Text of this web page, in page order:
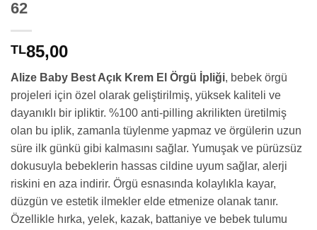
62
TL85,00
Alize Baby Best Açık Krem El Örgü İpliği, bebek örgü
projeleri için özel olarak geliştirilmiş, yüksek kaliteli ve
dayanıklı bir ipliktir. %100 anti-pilling akrilikten üretilmiş
olan bu iplik, zamanla tüylenme yapmaz ve örgülerin uzun
süre ilk günkü gibi kalmasını sağlar. Yumuşak ve pürüzsüz
dokusuyla bebeklerin hassas cildine uyum sağlar, alerji
riskini en aza indirir. Örgü esnasında kolaylıkla kayar,
düzgün ve estetik ilmekler elde etmenize olanak tanır.
Özellikle hırka, yelek, kazak, battaniye ve bebek tulumu